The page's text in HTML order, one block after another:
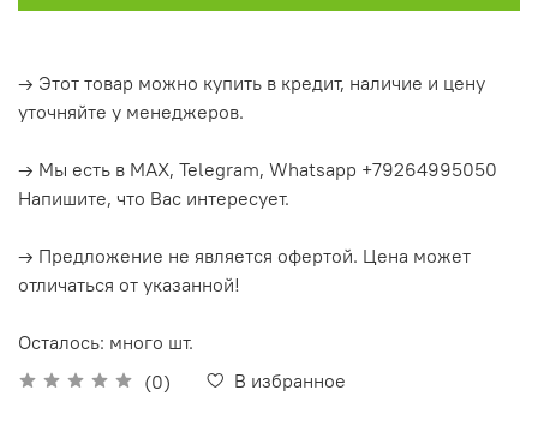
(0) В избранное
→ Этот товар можно купить в кредит, наличие и цену
уточняйте у менеджеров.
→ Мы есть в MAX, Telegram, Whatsapp +79264995050
Напишите, что Вас интересует.
→ Предложение не является офертой. Цена может
отличаться от указанной!
Осталось: много шт.